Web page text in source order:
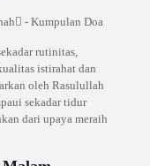
rutinitas,
istirahat dan
oleh Rasulullah
dari upaya meraih